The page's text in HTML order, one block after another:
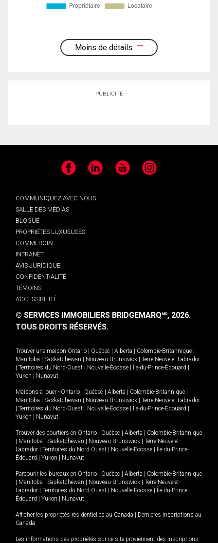
Moins de détails
PUBLICITÉ
Facebook LinkedIn YouTube Instagram
COMMUNIQUEZ AVEC NOUS
SALLE DES MÉDIAS
BLOGUE
PROPRIÉTÉS LUXUEUSES
COMMERCIAL
INTRANET
AVIS JURIDIQUE
CONFIDENTIALITÉ
TÉMOINS
ACCESSIBILITÉ
© SERVICES IMMOBILIERS BRIDGEMARQMD, 2026.
TOUS DROITS RÉSERVÉS.
Trouver une maison Ontario | Québec | Alberta | Colombie-Britannique |
Manitoba | Saskatchewan | Nouveau-Brunswick | Terre-Neuve-et-Labrador
| Territoires du Nord-Ouest | Nouvelle-Écosse | Île-du-Prince-Édouard |
Yukon | Nunavut
Maisons à louer - Ontario | Québec | Alberta | Colombie-Britannique |
Manitoba | Saskatchewan | Nouveau-Brunswick | Terre-Neuve-et-Labrador
| Territoires du Nord-Ouest | Nouvelle-Écosse | Île-du-Prince-Édouard |
Yukon | Nunavut
Trouver des courtiers en Ontario | Québec | Alberta | Colombie-Britannique
| Manitoba | Saskatchewan | Nouveau-Brunswick | Terre-Neuve-et-
Labrador | Territoires du Nord-Ouest | Nouvelle-Écosse | Île-du-Prince-
Édouard | Yukon | Nunavut
Parcourir les bureaux en Ontario | Québec | Alberta | Colombie-Britannique
| Manitoba | Saskatchewan | Nouveau-Brunswick | Terre-Neuve-et-
Labrador | Territoires du Nord-Ouest | Nouvelle-Écosse | Île-du-Prince-
Édouard | Yukon | Nunavut
Afficher les propriétés résidentielles au Canada | Dernières inscriptions au
Canada
Les informations des propriétés sur ce site proviennent des inscriptions